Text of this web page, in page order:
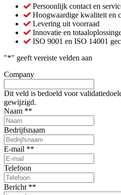
Persoonlijk contact en
Hoogwaardige kwaliteit en
Levering uit voorraad
Innovatie en
ISO 9001 en ISO 14001
"*" geeft vereiste velden aan
Company
Dit veld is bedoeld voor
gewijzigd.
Naam **
Bedrijfsnaam
E-mail **
Telefoon
Bericht **